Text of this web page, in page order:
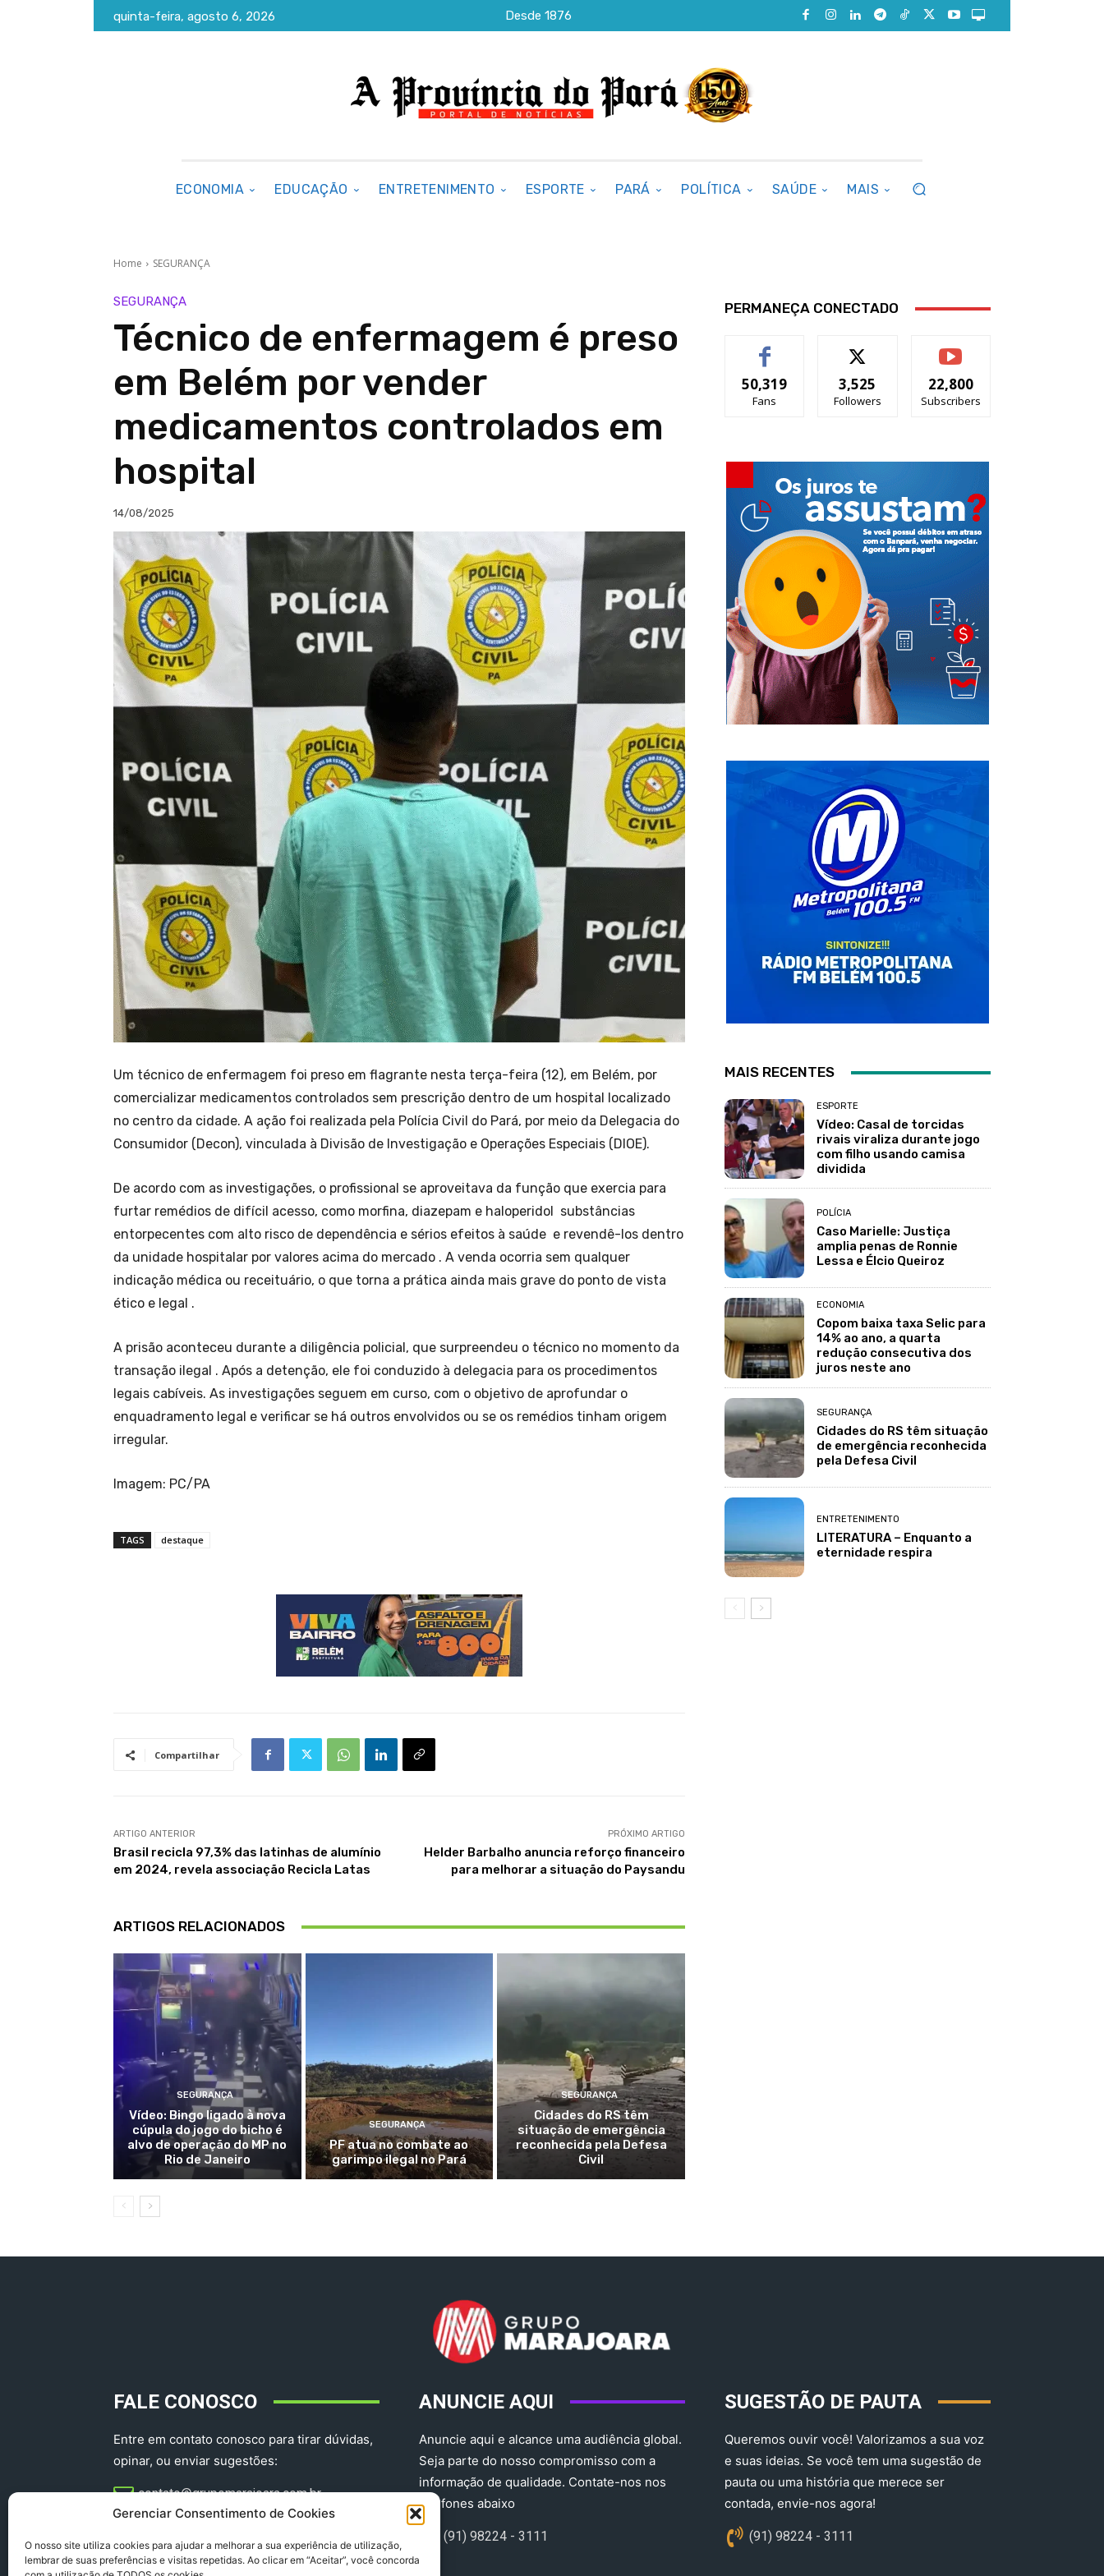
Gerenciar Consentimento de Cookies
O nosso site utiliza cookies para ajudar a melhorar a sua experiência de utilização,
lembrar de suas preferências e visitas repetidas. Ao clicar em “Aceitar”, você concorda
quinta-feira, agosto 6, 2026 Desde 1876
ECONOMIA EDUCAÇÃO ENTRETENIMENTO ESPORTE PARÁ POLÍTICA SAÚDE MAIS
Home SEGURANÇA
SEGURANÇA
Técnico de enfermagem é preso
em Belém por vender
medicamentos controlados em
hospital
14/08/2025
Um técnico de enfermagem foi preso em flagrante nesta terça-feira (12), em Belém, por
comercializar medicamentos controlados sem prescrição dentro de um hospital localizado
no centro da cidade. A ação foi realizada pela Polícia Civil do Pará, por meio da Delegacia do
Consumidor (Decon), vinculada à Divisão de Investigação e Operações Especiais (DIOE).
De acordo com as investigações, o profissional se aproveitava da função que exercia para
furtar remédios de difícil acesso, como morfina, diazepam e haloperidol substâncias
entorpecentes com alto risco de dependência e sérios efeitos à saúde e revendê-los dentro
da unidade hospitalar por valores acima do mercado . A venda ocorria sem qualquer
indicação médica ou receituário, o que torna a prática ainda mais grave do ponto de vista
ético e legal .
A prisão aconteceu durante a diligência policial, que surpreendeu o técnico no momento da
transação ilegal . Após a detenção, ele foi conduzido à delegacia para os procedimentos
legais cabíveis. As investigações seguem em curso, com o objetivo de aprofundar o
enquadramento legal e verificar se há outros envolvidos ou se os remédios tinham origem
irregular.
Imagem: PC/PA
TAGS destaque
Compartilhar
ARTIGO ANTERIOR
Brasil recicla 97,3% das latinhas de alumínio
em 2024, revela associação Recicla Latas
PRÓXIMO ARTIGO
Helder Barbalho anuncia reforço financeiro
para melhorar a situação do Paysandu
ARTIGOS RELACIONADOS
SEGURANÇA
Vídeo: Bingo ligado à nova
cúpula do jogo do bicho é
alvo de operação do MP no
Rio de Janeiro
SEGURANÇA
PF atua no combate ao
garimpo ilegal no Pará
SEGURANÇA
Cidades do RS têm
situação de emergência
reconhecida pela Defesa
Civil
PERMANEÇA CONECTADO
50,319
Fans
3,525
Followers
22,800
Subscribers
MAIS RECENTES
ESPORTE
Vídeo: Casal de torcidas
rivais viraliza durante jogo
com filho usando camisa
dividida
POLÍCIA
Caso Marielle: Justiça
amplia penas de Ronnie
Lessa e Élcio Queiroz
ECONOMIA
Copom baixa taxa Selic para
14% ao ano, a quarta
redução consecutiva dos
juros neste ano
SEGURANÇA
Cidades do RS têm situação
de emergência reconhecida
pela Defesa Civil
ENTRETENIMENTO
LITERATURA – Enquanto a
eternidade respira
FALE CONOSCO
Entre em contato conosco para tirar dúvidas,
opinar, ou enviar sugestões:
contato@grupomarajoara.com.br
ANUNCIE AQUI
Anuncie aqui e alcance uma audiência global.
Seja parte do nosso compromisso com a
informação de qualidade. Contate-nos nos
telefones abaixo
(91) 98224 - 3111
SUGESTÃO DE PAUTA
Queremos ouvir você! Valorizamos a sua voz
e suas ideias. Se você tem uma sugestão de
pauta ou uma história que merece ser
contada, envie-nos agora!
(91) 98224 - 3111